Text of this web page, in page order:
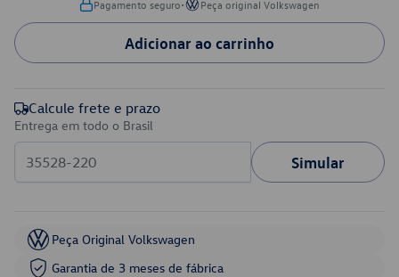
Pagamento seguro• Peça original Volkswagen
Adicionar ao carrinho
Calcule frete e prazo
Entrega em todo o Brasil
Simular
Peça Original Volkswagen
Garantia de 3 meses de fábrica